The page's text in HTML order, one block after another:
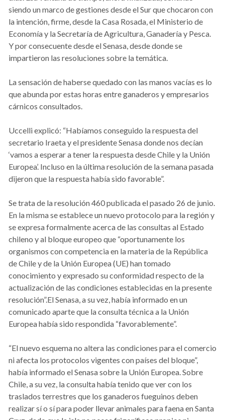
siendo un marco de gestiones desde el Sur que chocaron con
la intención, firme, desde la Casa Rosada, el Ministerio de
Economía y la Secretaría de Agricultura, Ganadería y Pesca.
Y por consecuente desde el Senasa, desde donde se
impartieron las resoluciones sobre la temática.
La sensación de haberse quedado con las manos vacías es lo
que abunda por estas horas entre ganaderos y empresarios
cárnicos consultados.
Uccelli explicó: “Habíamos conseguido la respuesta del
secretario Iraeta y el presidente Senasa donde nos decían
‘vamos a esperar a tener la respuesta desde Chile y la Unión
Europea’. Incluso en la última resolución de la semana pasada
dijeron que la respuesta había sido favorable”.
Se trata de la resolución 460 publicada el pasado 26 de junio.
En la misma se establece un nuevo protocolo para la región y
se expresa formalmente acerca de las consultas al Estado
chileno y al bloque europeo que “oportunamente los
organismos con competencia en la materia de la República
de Chile y de la Unión Europea (UE) han tomado
conocimiento y expresado su conformidad respecto de la
actualización de las condiciones establecidas en la presente
resolución”.El Senasa, a su vez, había informado en un
comunicado aparte que la consulta técnica a la Unión
Europea había sido respondida “favorablemente”.
“El nuevo esquema no altera las condiciones para el comercio
ni afecta los protocolos vigentes con países del bloque”,
había informado el Senasa sobre la Unión Europea. Sobre
Chile, a su vez, la consulta había tenido que ver con los
traslados terrestres que los ganaderos fueguinos deben
realizar sí o sí para poder llevar animales para faena en Santa